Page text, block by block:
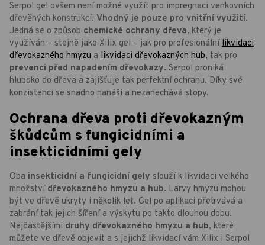
Serpol gel ovšem není možné využít pro impregnaci venkovních
dřevěných konstrukcí. Vhodný je pouze pro vnitřní využití.
Jedná se o způsob chemické ochrany dřeva, který je
využíván – stejně jako Xilix gel – jak pro profesionálnílikvidaci
dřevokazného hmyzu a likvidaci dřevokazných hub, tak pro
prevenci před napadením dřevokazy. Serpol proniká
hluboko do dřeva a zajišťuje tak perfektní ochranu. Díky své
konzistenci se snadno nanáší a nezanechává stopy.
Ochrana dřeva proti dřevokazným
škůdcům s fungicidními a
insekticidními gely
Oba insekticidní a fungicidní gely slouží k likvidaci velkého
množství dřevokazného hmyzu a hub. Larvy hmyzu mohou
být ve dřevě ukryty i několik let. Gel po aplikaci přetrvává a
zabrání tak jejich šíření a výskytu po takto dlouhou dobu.
Nejčastějšími druhy dřevokazného hmyzu a hub, které
můžete ve dřevě objevit a s jejichž likvidací vám Xilix i Serpol